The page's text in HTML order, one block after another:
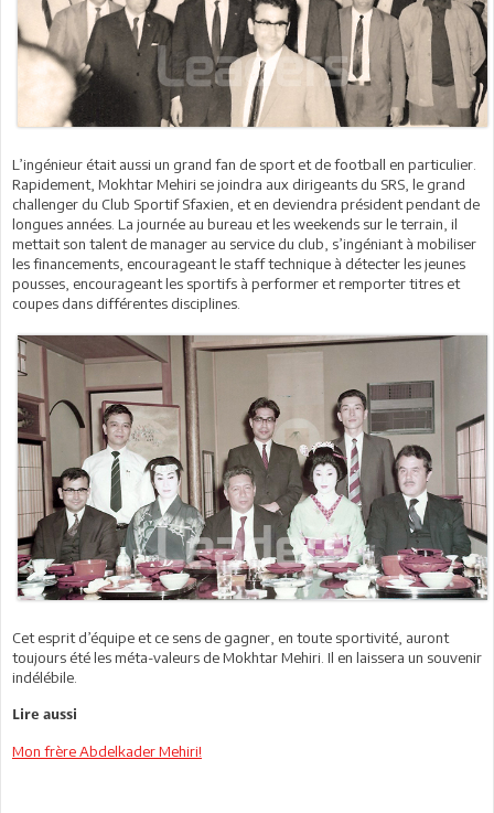
L’ingénieur était aussi un grand fan de sport et de football en particulier.
Rapidement, Mokhtar Mehiri se joindra aux dirigeants du SRS, le grand
challenger du Club Sportif Sfaxien, et en deviendra président pendant de
longues années. La journée au bureau et les weekends sur le terrain, il
mettait son talent de manager au service du club, s’ingéniant à mobiliser
les financements, encourageant le staff technique à détecter les jeunes
pousses, encourageant les sportifs à performer et remporter titres et
coupes dans différentes disciplines.
Cet esprit d’équipe et ce sens de gagner, en toute sportivité, auront
toujours été les méta-valeurs de Mokhtar Mehiri. Il en laissera un souvenir
indélébile.
Lire aussi
Mon frère Abdelkader Mehiri!